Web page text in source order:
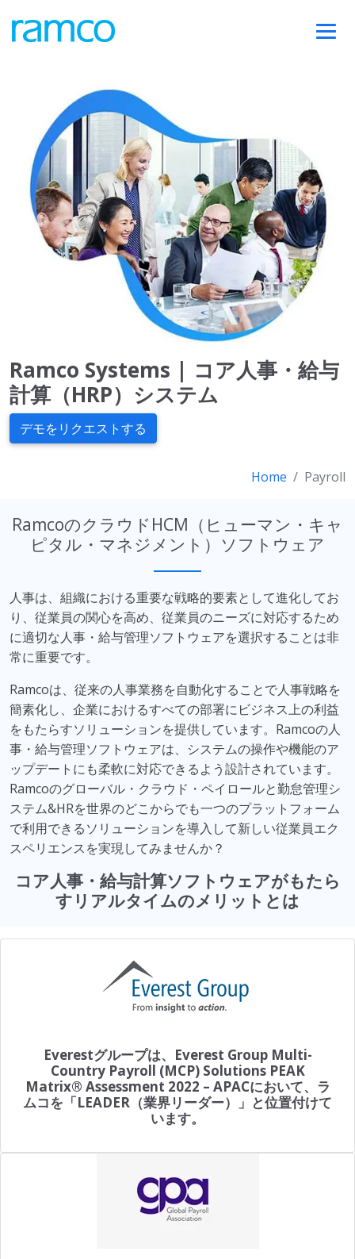
Ramco Systems | コア人事・給与
計算（HRP）システム
デモをリクエストする
Home Payroll
RamcoのクラウドHCM（ヒューマン・キャ
ピタル・マネジメント）ソフトウェア
人事は、組織における重要な戦略的要素として進化してお
り、従業員の関心を高め、従業員のニーズに対応するため
に適切な人事・給与管理ソフトウェアを選択することは非
常に重要です。
Ramcoは、従来の人事業務を自動化することで人事戦略を
簡素化し、企業におけるすべての部署にビジネス上の利益
をもたらすソリューションを提供しています。 Ramcoの人
事・給与管理ソフトウェアは、システムの操作や機能のア
ップデートにも柔軟に対応できるよう設計されています。
Ramcoのグローバル・クラウド・ペイロールと勤怠管理シ
ステム&HRを世界のどこからでも一つのプラットフォーム
で利用できるソリューションを導入して新しい従業員エク
スペリエンスを実現してみませんか？
コア人事・給与計算ソフトウェアがもたら
すリアルタイムのメリットとは
Everestグループは、Everest Group Multi-
Country Payroll (MCP) Solutions PEAK
Matrix® Assessment 2022 – APACにおいて、ラ
ムコを「LEADER（業界リーダー）」と位置付けて
います。